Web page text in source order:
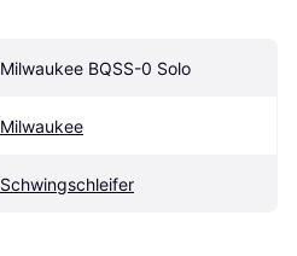
Milwaukee BQSS-0 Solo
Milwaukee
Schwingschleifer